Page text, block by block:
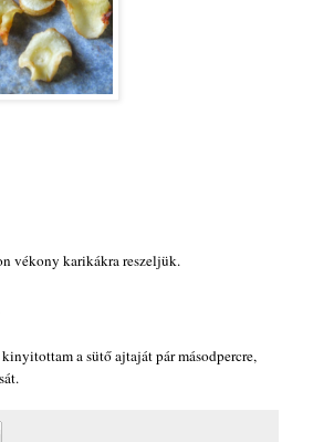
vékony karikákra reszeljük.
a sütő ajtaját pár másodpercre,